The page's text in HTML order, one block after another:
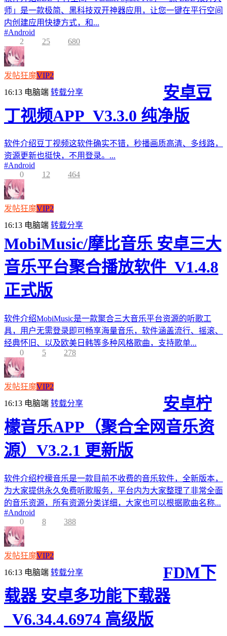
师」是一款极简、黑科技双开神器应用，让您一键在平行空间
内创建应用快捷方式，和...
#Android
2
25 680
发帖狂魔VIP2
16:13 电脑端 转载分享
安卓豆
丁视频APP_V3.3.0 纯净版
软件介绍豆丁视频这软件确实不错，秒播画质高清、多线路，
资源更新也挺快，不用登录。...
#Android
0
12 464
发帖狂魔VIP2
16:13 电脑端 转载分享
MobiMusic/摩比音乐 安卓三大
音乐平台聚合播放软件_V1.4.8
正式版
软件介绍MobiMusic是一款聚合三大音乐平台资源的听歌工
具，用户无需登录即可畅享海量音乐，软件涵盖流行、摇滚、
经典怀旧、以及欧美日韩等多种风格歌曲，支持歌单...
0
5 278
发帖狂魔VIP2
16:13 电脑端 转载分享
安卓柠
檬音乐APP（聚合全网音乐资
源）V3.2.1 更新版
软件介绍柠檬音乐是一款目前不收费的音乐软件，全新版本，
为大家提供永久免费听歌服务，平台内为大家整理了非常全面
的音乐资源，所有资源分类详细，大家也可以根据歌曲名称...
#Android
0
8 388
发帖狂魔VIP2
16:13 电脑端 转载分享
FDM下
载器 安卓多功能下载器
_V6.34.4.6974 高级版